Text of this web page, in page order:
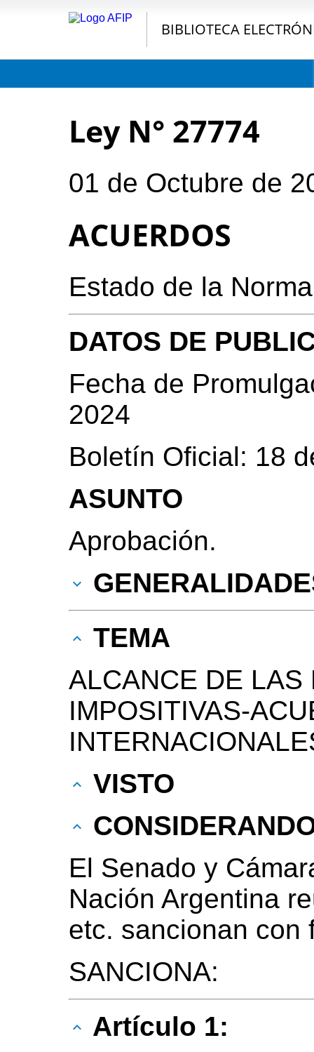
BIBLIOTECA
Ley N° 27774
01 de Octubre de
ACUERDOS
Estado de la
DATOS DE
Fecha de
2024
Boletín Oficial: 18
ASUNTO
Aprobación.
TEMA
ALCANCE DE LAS
IMPOSITIVAS-
VISTO
El Senado y
Nación Argentina
etc. sancionan con
SANCIONA:
Artículo 1: